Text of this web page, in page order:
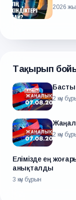
2026
Тақырып
Басты
2 күн
2 күн
Елімізде ең
анықталды
3 күн бұрын